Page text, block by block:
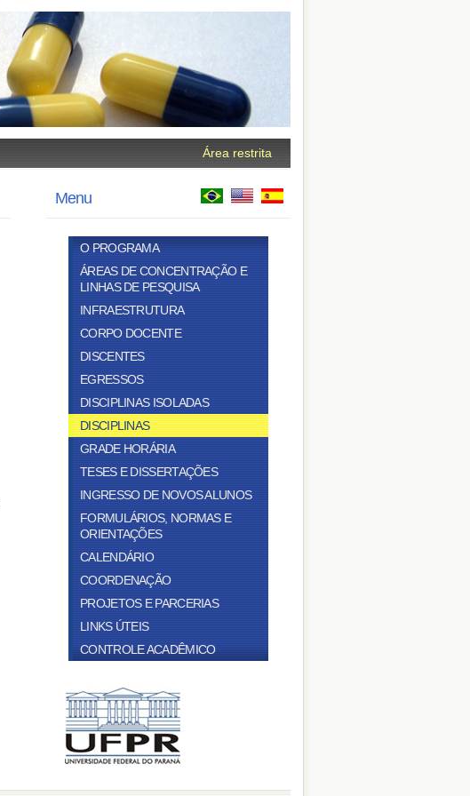
Área restrita
Menu
O PROGRAMA
ÁREAS DE CONCENTRAÇÃO E
LINHAS DE PESQUISA
INFRAESTRUTURA
CORPO DOCENTE
DISCENTES
EGRESSOS
DISCIPLINAS ISOLADAS
DISCIPLINAS
GRADE HORÁRIA
TESES E DISSERTAÇÕES
INGRESSO DE NOVOS ALUNOS
FORMULÁRIOS, NORMAS E
ORIENTAÇÕES
CALENDÁRIO
COORDENAÇÃO
PROJETOS E PARCERIAS
LINKS ÚTEIS
CONTROLE ACADÊMICO